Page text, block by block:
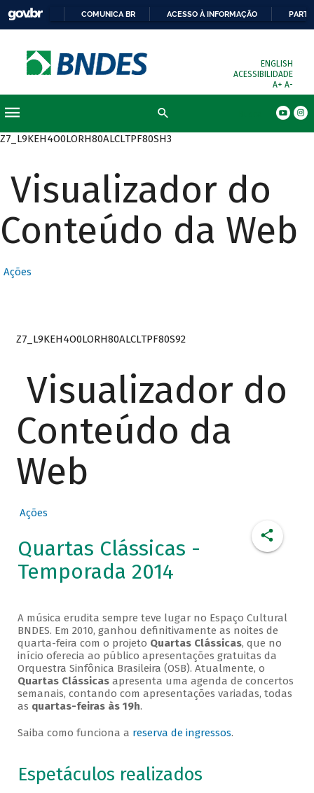
COMUNICA BR ACESSO À INFORMAÇÃO
ENGLISH
ACESSIBILIDADE
A+ A-
Z7_L9KEH4O0LORH80ALCLTPF80SH3
Visualizador do
Conteúdo da Web
Ações
Z7_L9KEH4O0LORH80ALCLTPF80S92
Visualizador do
Conteúdo da
Web
Ações
Quartas Clássicas -
Temporada 2014
A música erudita sempre teve lugar no Espaço Cultural
BNDES. Em 2010, ganhou definitivamente as noites de
quarta-feira com o projeto Quartas Clássicas, que no
início oferecia ao público apresentações gratuitas da
Orquestra Sinfônica Brasileira (OSB). Atualmente, o
Quartas Clássicasapresenta uma agenda de concertos
semanais, contando com apresentações variadas, todas
as quartas-feiras às 19h.
Saiba como funciona a reserva de ingressos.
Espetáculos realizados